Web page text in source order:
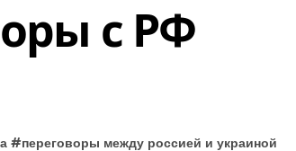
с РФ
#переговоры между россией и украиной